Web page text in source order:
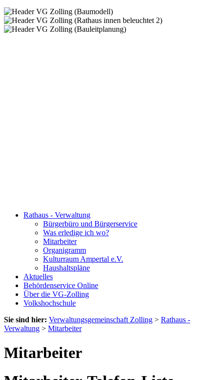
Rathaus - Verwaltung
Bürgerbüro und Bürgerservice
Was erledige ich wo?
Mitarbeiter
Organigramm
Kulturraum Ampertal e.V.
Haushaltspläne
Aktuelles
Behördenservice Online
Über die VG-Zolling
Volkshochschule
Sie sind hier: Verwaltungsgemeinschaft Zolling > Rathaus -
Verwaltung > Mitarbeiter
Mitarbeiter